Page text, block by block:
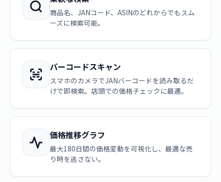
商品名、JANコード、ASINのどれからでもスム
ーズに検索可能。
バーコードスキャン
スマホのカメラでJANバーコードを読み取るだ
けで即検索。店頭での価格チェックに最適。
価格推移グラフ
最大180日間の価格変動を可視化し、最適な売
り時を逃さない。